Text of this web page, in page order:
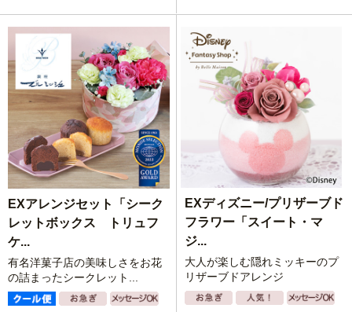
EXアレンジセット「シーク
レットボックス トリュフ
ケ...
有名洋菓子店の美味しさをお花
の詰まったシークレット...
EXディズニー/プリザーブド
フラワー「スイート・マ
ジ...
大人が楽しむ隠れミッキーのプ
リザーブドアレンジ